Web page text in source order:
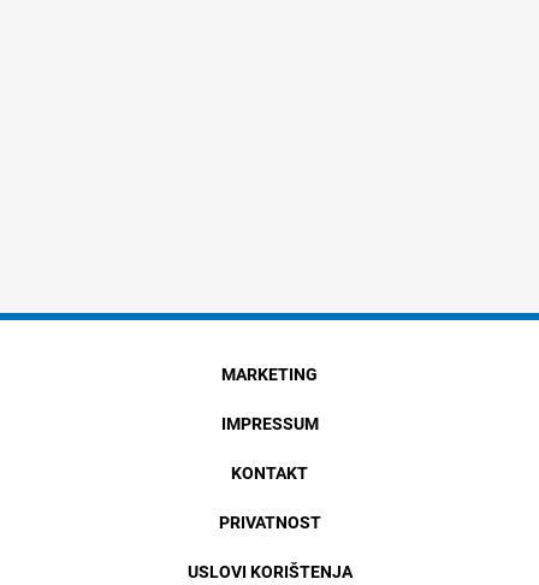
MARKETING
IMPRESSUM
KONTAKT
PRIVATNOST
USLOVI KORIŠTENJA